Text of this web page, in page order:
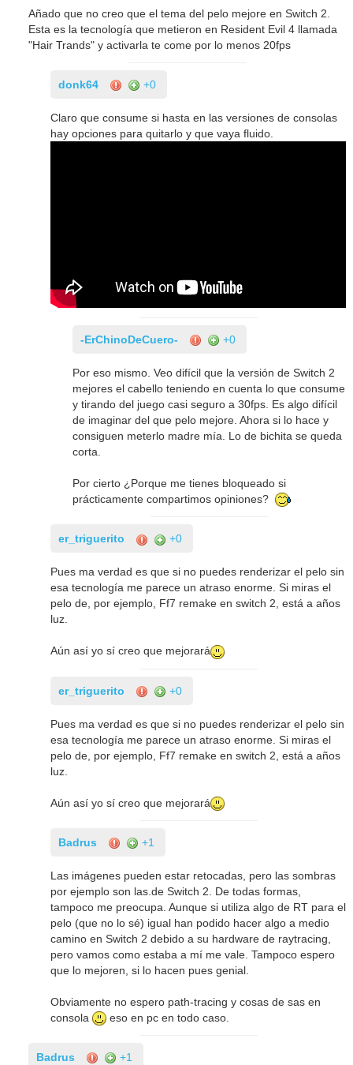
Añado que no creo que el tema del pelo mejore en Switch 2.
Esta es la tecnología que metieron en Resident Evil 4 llamada
"Hair Trands" y activarla te come por lo menos 20fps
donk64 +0
Claro que consume si hasta en las versiones de consolas
hay opciones para quitarlo y que vaya fluido.
-ErChinoDeCuero- +0
Por eso mismo. Veo difícil que la versión de Switch 2
mejores el cabello teniendo en cuenta lo que consume
y tirando del juego casi seguro a 30fps. Es algo difícil
de imaginar del que pelo mejore. Ahora si lo hace y
consiguen meterlo madre mía. Lo de bichita se queda
corta.
Por cierto ¿Porque me tienes bloqueado si
prácticamente compartimos opiniones?
er_triguerito +0
Pues ma verdad es que si no puedes renderizar el pelo sin
esa tecnología me parece un atraso enorme. Si miras el
pelo de, por ejemplo, Ff7 remake en switch 2, está a años
luz.
Aún así yo sí creo que mejorará
er_triguerito +0
Pues ma verdad es que si no puedes renderizar el pelo sin
esa tecnología me parece un atraso enorme. Si miras el
pelo de, por ejemplo, Ff7 remake en switch 2, está a años
luz.
Aún así yo sí creo que mejorará
Badrus +1
Las imágenes pueden estar retocadas, pero las sombras
por ejemplo son las.de Switch 2. De todas formas,
tampoco me preocupa. Aunque si utiliza algo de RT para el
pelo (que no lo sé) igual han podido hacer algo a medio
camino en Switch 2 debido a su hardware de raytracing,
pero vamos como estaba a mí me vale. Tampoco espero
que lo mejoren, si lo hacen pues genial.
Obviamente no espero path-tracing y cosas de sas en
consola
eso en pc en todo caso.
Badrus +1